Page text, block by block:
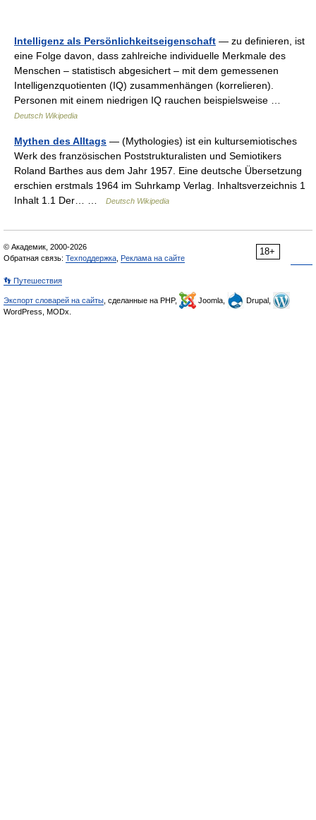
Intelligenz als Persönlichkeitseigenschaft — zu definieren, ist
eine Folge davon, dass zahlreiche individuelle Merkmale des
Menschen – statistisch abgesichert – mit dem gemessenen
Intelligenzquotienten (IQ) zusammenhängen (korrelieren).
Personen mit einem niedrigen IQ rauchen beispielsweise …
Deutsch Wikipedia
Mythen des Alltags — (Mythologies) ist ein kultursemiotisches
Werk des französischen Poststrukturalisten und Semiotikers
Roland Barthes aus dem Jahr 1957. Eine deutsche Übersetzung
erschien erstmals 1964 im Suhrkamp Verlag. Inhaltsverzeichnis 1
Inhalt 1.1 Der… …
Deutsch Wikipedia
18+
© Академик, 2000-2026
Обратная связь: Техподдержка Реклама на сайте
👣 Путешествия
Экспорт словарей на сайты , сделанные на PHP, Joomla,
Drupal,
WordPress, MODx.